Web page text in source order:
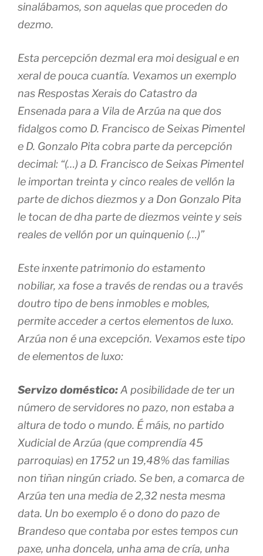
sinalábamos, son aquelas que proceden do
dezmo.
Esta percepción dezmal era moi desigual e en
xeral de pouca cuantía. Vexamos un exemplo
nas Respostas Xerais do Catastro da
Ensenada para a Vila de Arzúa na que dos
fidalgos como D. Francisco de Seixas Pimentel
e D. Gonzalo Pita cobra parte da percepción
decimal: “(…) a D. Francisco de Seixas Pimentel
le importan treinta y cinco reales de vellón la
parte de dichos diezmos y a Don Gonzalo Pita
le tocan de dha parte de diezmos veinte y seis
reales de vellón por un quinquenio (…)”
Este inxente patrimonio do estamento
nobiliar, xa fose a través de rendas ou a través
doutro tipo de bens inmobles e mobles,
permite acceder a certos elementos de luxo.
Arzúa non é una excepción. Vexamos este tipo
de elementos de luxo:
Servizo doméstico:A posibilidade de ter un
número de servidores no pazo, non estaba a
altura de todo o mundo. É máis, no partido
Xudicial de Arzúa (que comprendía 45
parroquias) en 1752 un 19,48% das familias
non tiñan ningún criado. Se ben, a comarca de
Arzúa ten una media de 2,32 nesta mesma
data. Un bo exemplo é o dono do pazo de
Brandeso que contaba por estes tempos cun
paxe, unha doncela, unha ama de cría, unha